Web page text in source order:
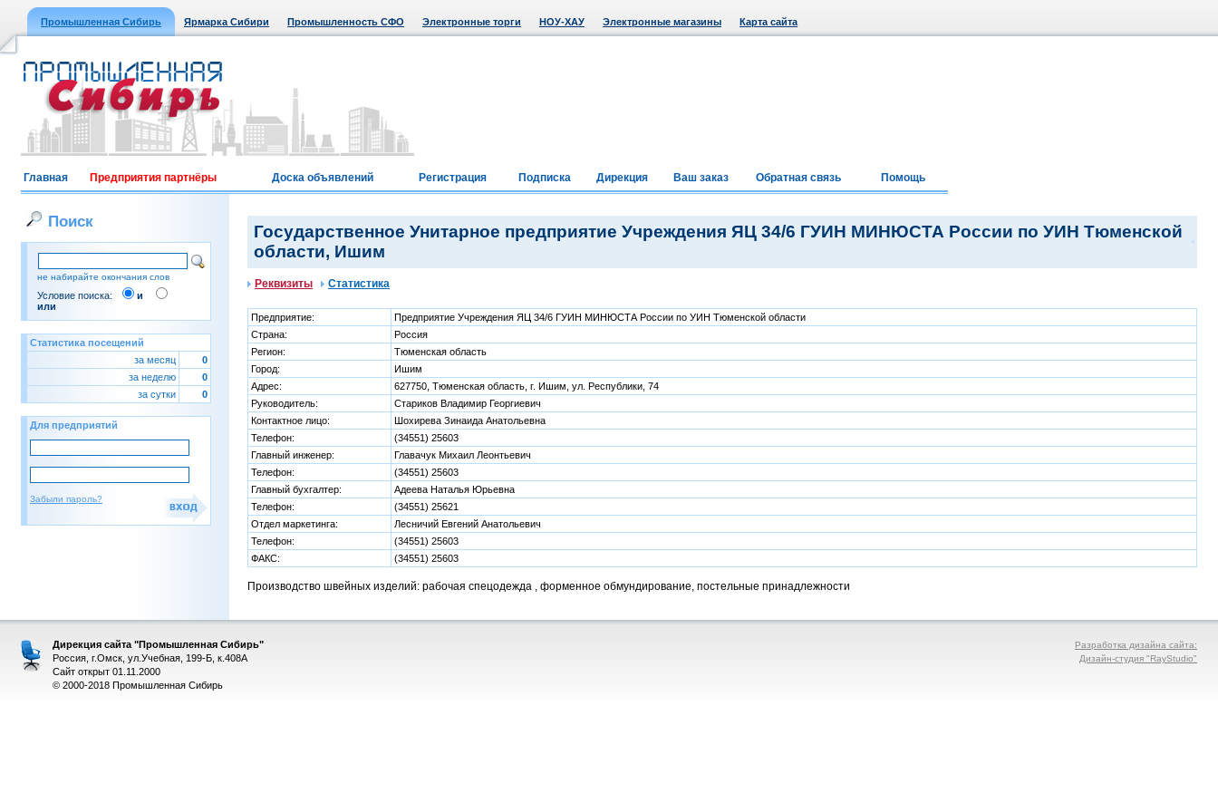
Промышленная Сибирь Ярмарка Сибири Промышленность СФО Электронные торги НОУ-ХАУ Электронные магазины Карта сайта
Главная Предприятия партнёры Доска объявлений Регистрация Подписка Дирекция Ваш заказ Обратная связь Помощь
Поиск
не набирайте окончания слов
Условие поиска:
и
или
Статистика посещений
за месяц
0
за неделю
0
за сутки
0
Для предприятий
Забыли пароль?
Государственное Унитарное предприятие Учреждения ЯЦ 34/6 ГУИН МИНЮСТА России по УИН Тюменской
области, Ишим
Реквизиты Статистика
Предприятие:
Предприятие Учреждения ЯЦ 34/6 ГУИН МИНЮСТА России по УИН Тюменской области
Страна:
Россия
Регион:
Тюменская область
Город:
Ишим
Адрес:
627750, Тюменская область, г. Ишим, ул. Республики, 74
Руководитель:
Стариков Владимир Георгиевич
Контактное лицо:
Шохирева Зинаида Анатольевна
Телефон:
(34551) 25603
Главный инженер:
Главачук Михаил Леонтьевич
Телефон:
(34551) 25603
Главный бухгалтер:
Адеева Наталья Юрьевна
Телефон:
(34551) 25621
Отдел маркетинга:
Лесничий Евгений Анатольевич
Телефон:
(34551) 25603
ФАКС:
(34551) 25603
Производство швейных изделий: рабочая спецодежда , форменное обмундирование, постельные принадлежности
Дирекция сайта "Промышленная Сибирь"
Россия, г.Омск, ул.Учебная, 199-Б, к.408А
Сайт открыт 01.11.2000
© 2000-2018 Промышленная Сибирь
Разработка дизайна сайта:
Дизайн-студия "RayStudio"